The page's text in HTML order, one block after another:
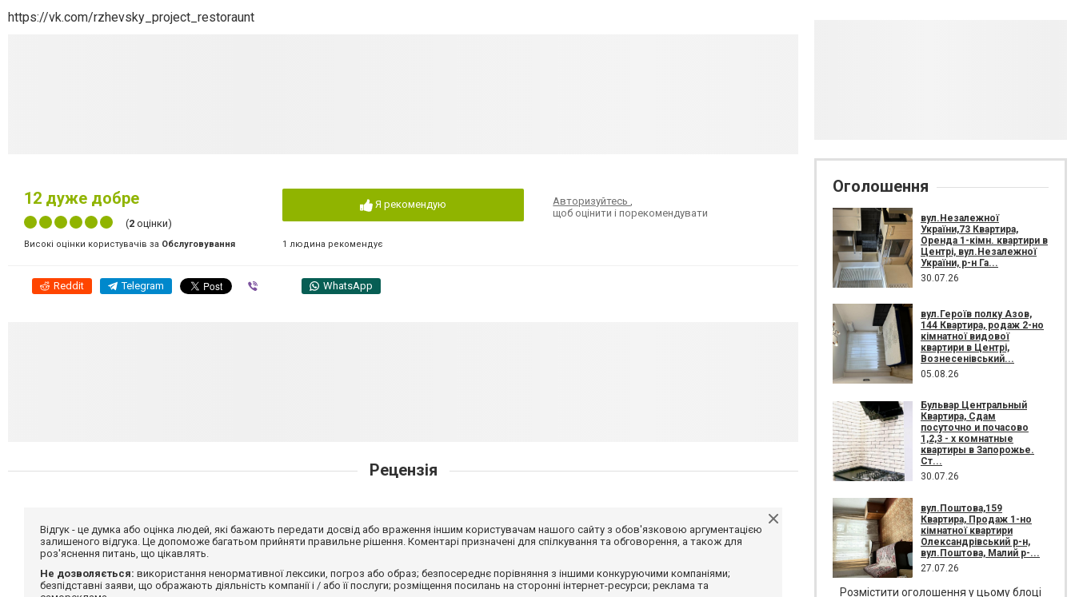
https://vk.com/rzhevsky_project_restoraunt
12 дуже добре
(2 оцінки)
Високі оцінки користувачів за Обслуговування
Я рекомендую
1 людина рекомендує
Авторизуйтесь,
щоб оцінити і порекомендувати
Reddit Telegram WhatsApp
Рецензія
Відгук - це думка або оцінка людей, які бажають передати досвід або враження іншим користувачам нашого сайту з обов'язковою аргументацією
залишеного відгука. Це допоможе багатьом прийняти правильне рішення. Коментарі призначені для спілкування та обговорення, а також для
роз'яснення питань, що цікавлять.
Не дозволяється: використання ненормативної лексики, погроз або образ; безпосереднє порівняння з іншими конкуруючими компаніями;
безпідставні заяви, що ображають діяльність компанії і / або її послуги; розміщення посилань на сторонні інтернет-ресурси; реклама та
Оголошення
вул.Незалежної
України,73 Квартира,
Оренда 1-кімн. квартири в
Центрі, вул.Незалежної
України, р-н Га...
30.07.26
вул.Героїв полку Азов,
144 Квартира, родаж 2-но
кімнатної видової
квартири в Центрі,
Вознесенівський...
05.08.26
Бульвар Центральный
Квартира, Сдам
посуточно и почасово
1,2,3 - х комнатные
квартиры в Запорожье.
Ст...
30.07.26
вул.Поштова,159
Квартира, Продаж 1-но
кімнатної квартири
Олександрівський р-н,
вул.Поштова, Малий р-...
27.07.26
Розмістити оголошення у цьому блоці